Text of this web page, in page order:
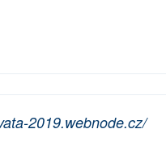
2019.webnode.cz/